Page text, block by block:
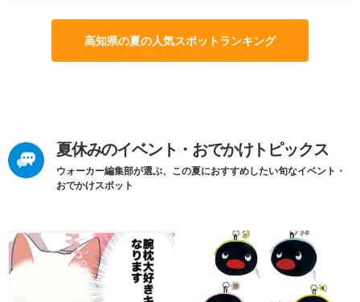
高知県の夏の人気スポットランキング
夏休みのイベント・おでかけトピックス
ウォーカー編集部が選ぶ、この夏におすすめしたい旬なイベント・
おでかけスポット